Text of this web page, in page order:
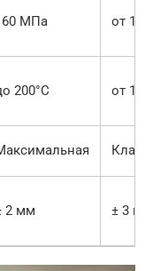
МПа от
200°C от
2 мм ± 3 мм